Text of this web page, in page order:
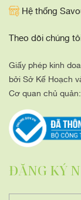
Hệ thống
Theo dõi chúng
Giấy phép kinh
bởi Sở Kế Hoạch
Cơ quan chủ
ĐĂNG KÝ